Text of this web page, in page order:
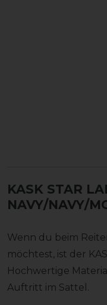
KASK STAR
NAVY/NAVY/
Wenn du beim
möchtest, ist der
Hochwertige
Auftritt im Sattel.